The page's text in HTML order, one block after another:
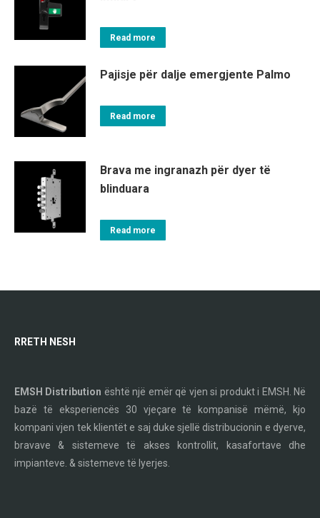
Read more
Pajisje për dalje emergjente Palmo
Read more
Brava me ingranazh për dyer të
blinduara
Read more
RRETH NESH
EMSH Distribution është një emër që vjen si produkt i EMSH. Në
bazë të eksperiencës 30 vjeçare të kompanisë mëmë, kjo
kompani vjen tek klientët e saj duke sjellë distribucionin e dyerve,
bravave & sistemeve të akses kontrollit, kasafortave dhe
impianteve. & sistemeve të lyerjes.